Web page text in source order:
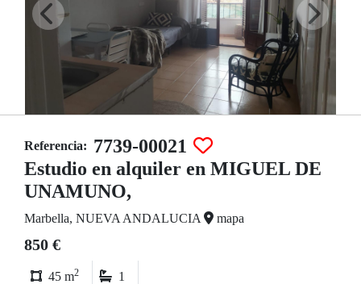
Referencia: 7739-00021
Estudio en alquiler en MIGUEL DE
UNAMUNO,
Marbella, NUEVA ANDALUCIA mapa
850 €
45 m2 1